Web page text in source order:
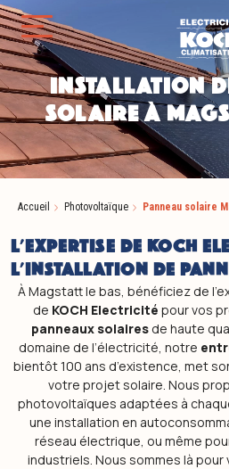
Aller au contenu
INSTALLATION
SOLAIRE À
Accueil Photovoltaïque Panneau solaire
L'EXPERTISE DE KOCH
L'INSTALLATION DE
À Magstatt le bas, bénéficiez de
de KOCH Electricité pour vos
panneaux solaires de haute
domaine de l’électricité, notre
bientôt 100 ans d’existence, met
votre projet solaire. Nous
photovoltaïques adaptées à
une installation en
réseau électrique, ou même
industriels. Nous sommes là